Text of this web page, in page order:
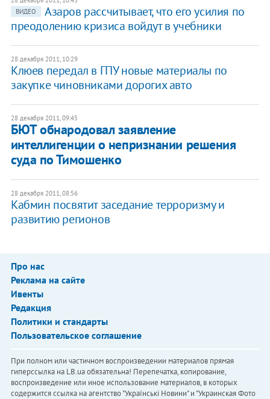
ВИДЕО
Азаров рассчитывает, что его усилия по
преодолению кризиса войдут в учебники
28 декабря 2011, 10:29
Клюев передал в ГПУ новые материалы по
закупке чиновниками дорогих авто
28 декабря 2011, 09:45
БЮТ обнародовал заявление
интеллигенции о непризнании решения
суда по Тимошенко
28 декабря 2011, 08:56
Кабмин посвятит заседание терроризму и
развитию регионов
Про нас
Реклама на сайте
Ивенты
Редакция
Политики и стандарты
Пользовательское соглашение
При полном или частичном воспроизведении материалов прямая
гиперссылка на LB.ua обязательна! Перепечатка, копирование,
воспроизведение или иное использование материалов, в которых
содержится ссылка на агентство "Українськi Новини" и "Украинская Фото